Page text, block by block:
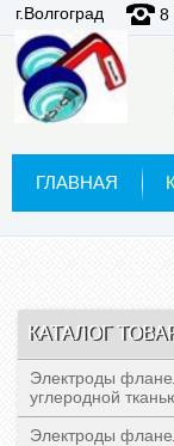
г.Волгоград 8
ГЛАВНАЯ
КАТАЛОГ
Электроды
углеродной
Электроды